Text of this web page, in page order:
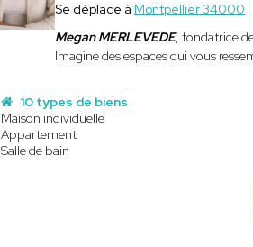
Se déplace à Montpellier 34000
Megan MERLEVEDE, fondatrice
Imagine des espaces qui vous
10 types de biens
Maison individuelle
Appartement
Salle de bain